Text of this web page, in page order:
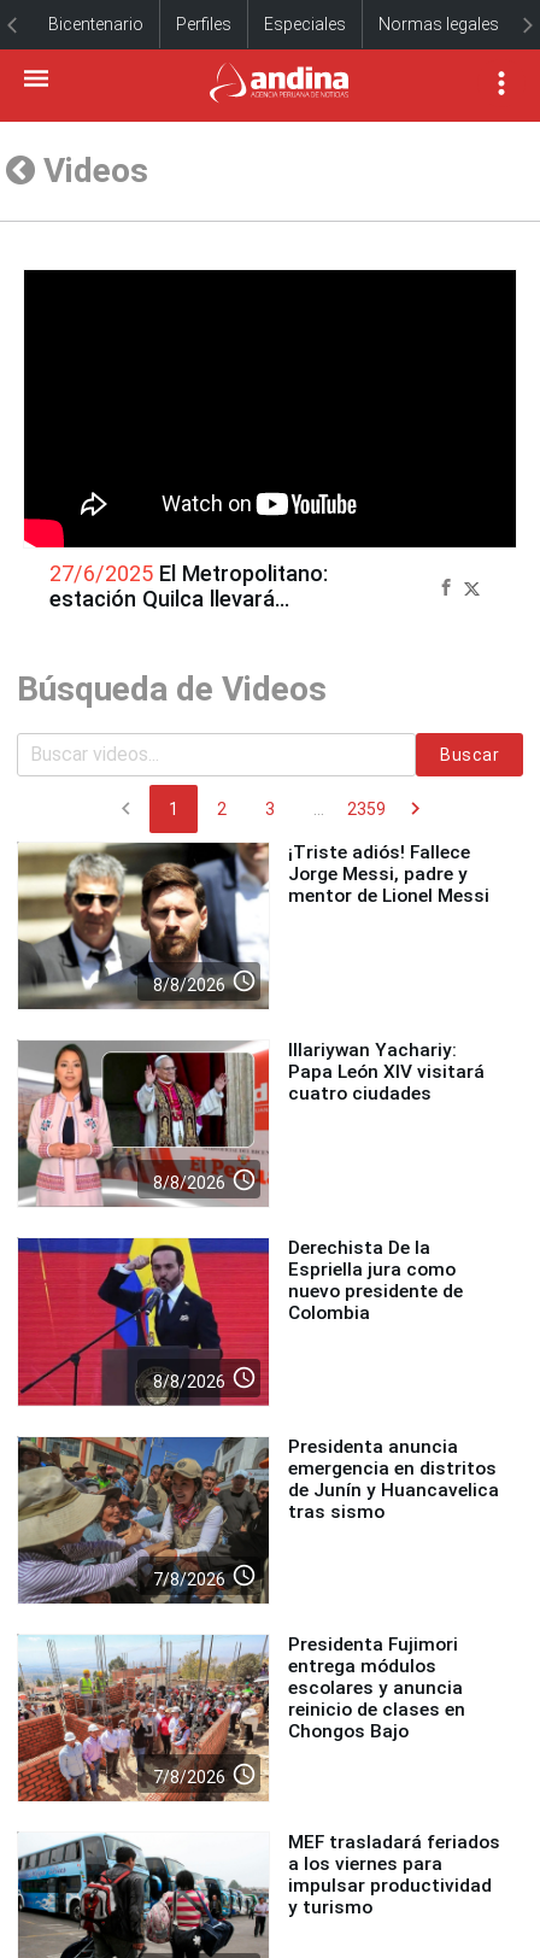
Bicentenario Perfiles Especiales Normas legales
Videos
27/6/2025 El Metropolitano:
estación Quilca llevará
Búsqueda de Videos
Buscar
chevron_left 1 2 3 2359 chevron_right
8/8/2026 access_time
¡Triste adiós! Fallece
Jorge Messi, padre y
mentor de Lionel Messi
8/8/2026 access_time
Illariywan Yachariy:
Papa León XIV visitará
cuatro ciudades
8/8/2026 access_time
Derechista De la
Espriella jura como
nuevo presidente de
Colombia
7/8/2026 access_time
Presidenta anuncia
emergencia en distritos
de Junín y Huancavelica
tras sismo
7/8/2026 access_time
Presidenta Fujimori
entrega módulos
escolares y anuncia
reinicio de clases en
Chongos Bajo
MEF trasladará feriados
a los viernes para
impulsar productividad
y turismo